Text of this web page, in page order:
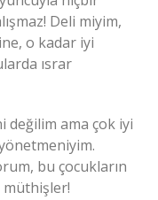
Deli miyim,
o kadar iyi
ısrar
ama çok iyi
bu çocukların